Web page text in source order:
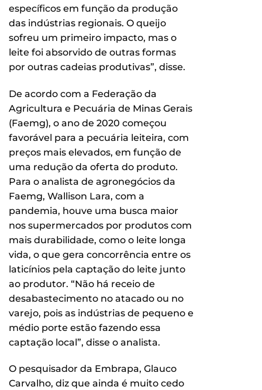
específicos em função da produção
das indústrias regionais. O queijo
sofreu um primeiro impacto, mas o
leite foi absorvido de outras formas
por outras cadeias produtivas”, disse.
De acordo com a Federação da
Agricultura e Pecuária de Minas Gerais
(Faemg), o ano de 2020 começou
favorável para a pecuária leiteira, com
preços mais elevados, em função de
uma redução da oferta do produto.
Para o analista de agronegócios da
Faemg, Wallison Lara, com a
pandemia, houve uma busca maior
nos supermercados por produtos com
mais durabilidade, como o leite longa
vida, o que gera concorrência entre os
laticínios pela captação do leite junto
ao produtor. “Não há receio de
desabastecimento no atacado ou no
varejo, pois as indústrias de pequeno e
médio porte estão fazendo essa
captação local”, disse o analista.
O pesquisador da Embrapa, Glauco
Carvalho, diz que ainda é muito cedo